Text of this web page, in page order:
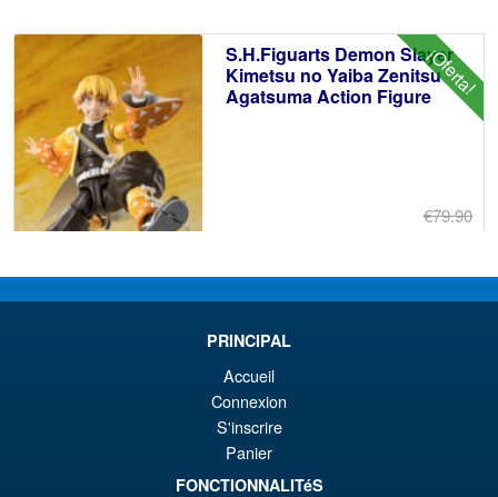
¡Oferta!
S.H.Figuarts Demon Slayer
Kimetsu no Yaiba Zenitsu
Agatsuma Action Figure
€79.90
El
S.H.Figuarts My Hero
Academia Dark Deku Action
Figure
PRINCIPAL
Accueil
Connexion
S'inscrire
Panier
FONCTIONNALITéS